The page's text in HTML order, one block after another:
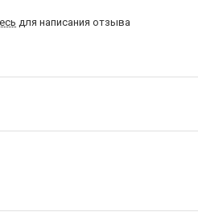
для написания отзыва